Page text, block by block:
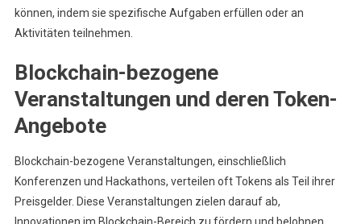
können, indem sie spezifische Aufgaben erfüllen oder an
Aktivitäten teilnehmen.
Blockchain-bezogene
Veranstaltungen und deren Token-
Angebote
Blockchain-bezogene Veranstaltungen, einschließlich
Konferenzen und Hackathons, verteilen oft Tokens als Teil ihrer
Preisgelder. Diese Veranstaltungen zielen darauf ab,